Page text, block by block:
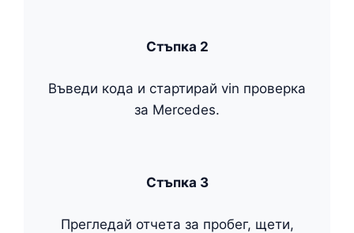
Стъпка 2
Въведи кода и стартирай vin проверка
за Mercedes.
Стъпка 3
Прегледай отчета за пробег, щети,